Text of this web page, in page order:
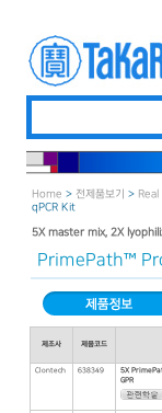
Home > 전제품보기 > Real
qPCR Kit
5X master mix, 2X
PrimePath™
제조사 제품코드
Clontech 638349
5X
GPR